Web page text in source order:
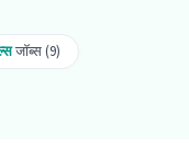
जॉब्स (9)